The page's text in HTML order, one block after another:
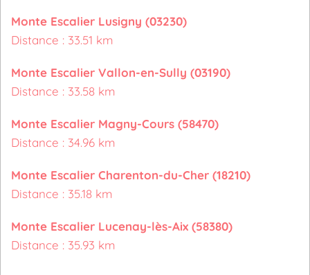
Monte Escalier Lusigny (03230)
Distance : 33.51 km
Monte Escalier Vallon-en-Sully (03190)
Distance : 33.58 km
Monte Escalier Magny-Cours (58470)
Distance : 34.96 km
Monte Escalier Charenton-du-Cher (18210)
Distance : 35.18 km
Monte Escalier Lucenay-lès-Aix (58380)
Distance : 35.93 km